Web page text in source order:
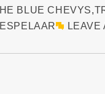
BLUE CHEVYS,
LEAVE